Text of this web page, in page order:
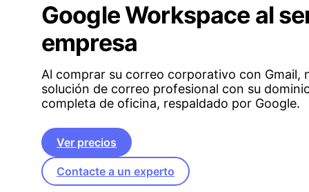
Google Workspace al
empresa
Al comprar su correo corporativo con Gmail,
solución de correo profesional con su
completa de oficina, respaldado por Google.
Ver precios
Contacte a un experto